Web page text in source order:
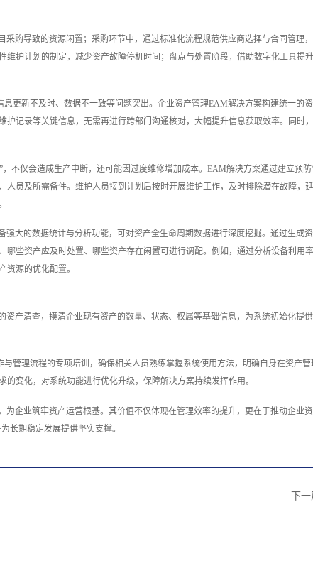
购导致的资源闲置；采购环节中，通过标准化流程规范供应商选择与合同管理
护计划的制定，减少资产故障停机时间；盘点与处置阶段，借助数字化工具提
更新不及时、数据不一致等问题突出。企业资产管理EAM解决方案构建统一的
记录等关键信息，无需再进行跨部门沟通核对，大幅提升信息获取效率。同时
仅会造成生产中断，还可能因过度维修增加成本。EAM解决方案通过建立预防
员及所需备件。维护人员接到计划后按时开展维护工作，及时排除潜在故障，
大的数据统计与分析功能，可对资产全生命周期数据进行深度挖掘。通过生成
些资产应及时处置、哪些资产存在闲置可进行调配。例如，通过分析设备利用
源的优化配置。
产清查，摸清企业现有资产的数量、状态、权属等基础信息，为系统初始化提
管理流程的专项培训，确保相关人员熟练掌握系统使用方法，明确自身在资产
变化，对系统功能进行优化升级，保障解决方案持续发挥作用。
企业筑牢资产运营根基。其价值不仅体现在管理效率的提升，更在于推动企业
长期稳定发展提供坚实支撑。
下一